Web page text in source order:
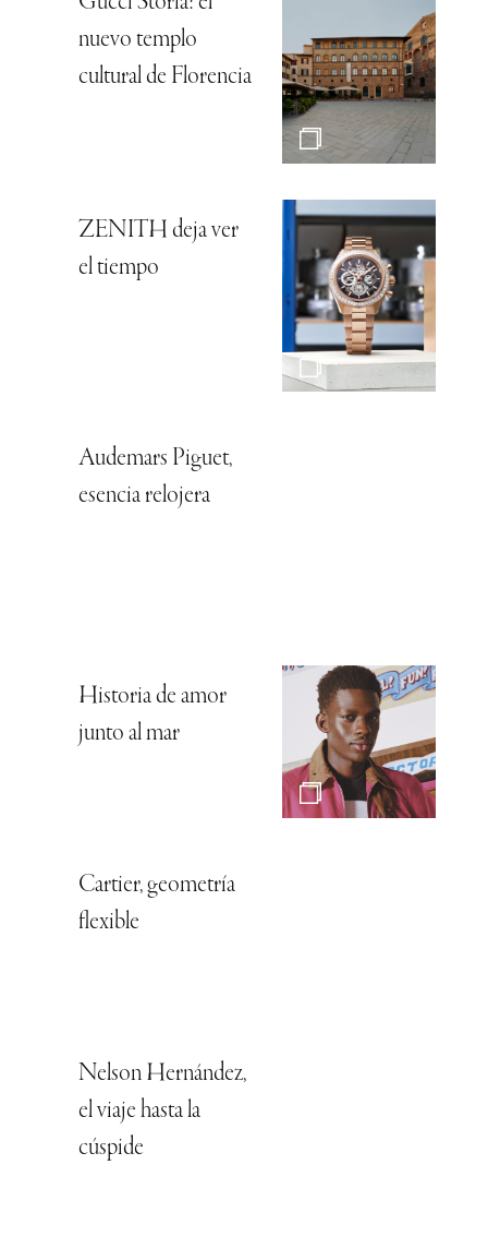
nuevo templo
cultural de Florencia
ZENITH deja ver
el tiempo
Audemars Piguet,
esencia relojera
Historia de amor
junto al mar
Cartier, geometría
flexible
Nelson Hernández,
el viaje hasta la
cúspide